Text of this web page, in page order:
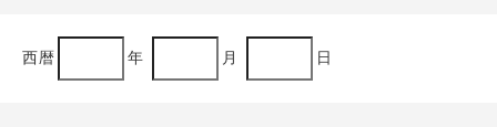
西暦 年 月 日